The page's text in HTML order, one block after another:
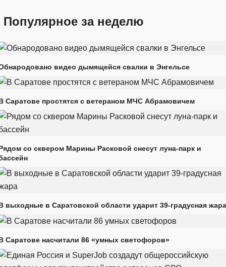
Популярное за неделю
видео дымящейся свалки в Энгельсе
Саратове простятся с ветераном МЧС Абрамовичем
со сквером Марины Расковой снесут луна-парк и
выходные в Саратовской области ударит 39-градусная жара
Саратове насчитали 86 «умных светофоров»